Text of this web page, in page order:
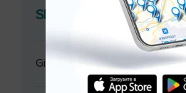
Shifokor konsultatsiyasi
Ginekolog konsultatsiyasi